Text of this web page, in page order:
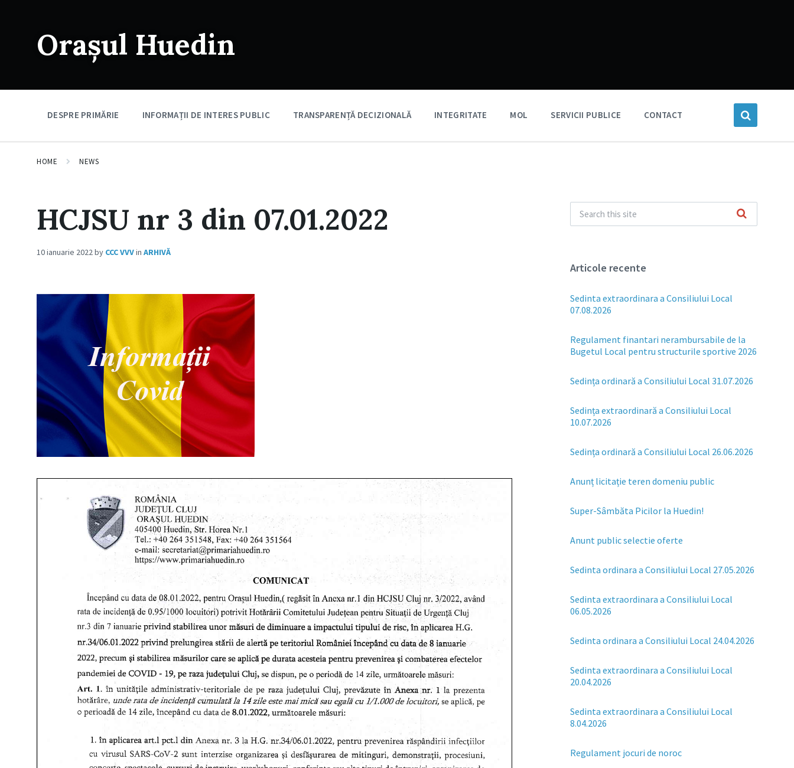
navigationOrașul Huedin
DESPRE PRIMĂRIE INFORMAȚII DE INTERES PUBLIC TRANSPARENȚĂ DECIZIONALĂ INTEGRITATE MOL SERVICII PUBLICE CONTACT
HOME NEWS
HCJSU nr 3 din 07.01.2022
10 ianuarie 2022by CCC VVVin ARHIVĂ
Articole recente
Sedinta extraordinara a Consiliului Local
07.08.2026
Regulament finantari nerambursabile de la
Bugetul Local pentru structurile sportive 2026
Sedința ordinară a Consiliului Local 31.07.2026
Sedința extraordinară a Consiliului Local
10.07.2026
Sedința ordinară a Consiliului Local 26.06.2026
Anunț licitație teren domeniu public
Super-Sâmbăta Picilor la Huedin!
Anunt public selectie oferte
Sedinta ordinara a Consiliului Local 27.05.2026
Sedinta extraordinara a Consiliului Local
06.05.2026
Sedinta ordinara a Consiliului Local 24.04.2026
Sedinta extraordinara a Consiliului Local
20.04.2026
Sedinta extraordinara a Consiliului Local
8.04.2026
Regulament jocuri de noroc